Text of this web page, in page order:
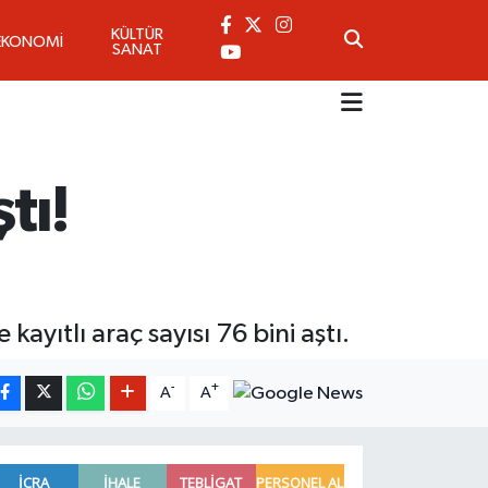
KÜLTÜR
SANAT
araç sayısı 76 bini aştı.
A- A+